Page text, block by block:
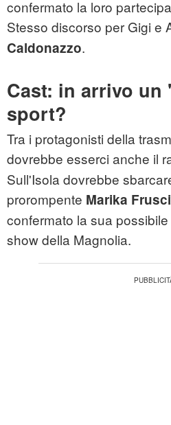
confermato la loro
Stesso discorso per Gigi e
Caldonazzo.
Cast: in arrivo un
sport?
Tra i protagonisti della
dovrebbe esserci anche il
Sull'Isola dovrebbe
prorompente Marika
confermato la sua
show della Magnolia.